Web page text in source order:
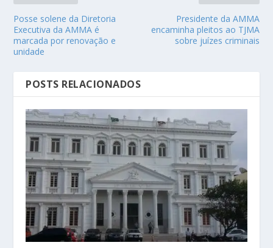
Posse solene da Diretoria
Executiva da AMMA é
marcada por renovação e
unidade
Presidente da AMMA
encaminha pleitos ao TJMA
sobre juízes criminais
POSTS RELACIONADOS